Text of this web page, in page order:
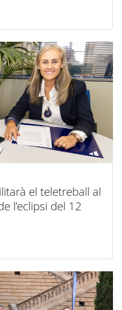
el teletreball al
l’eclipsi del 12